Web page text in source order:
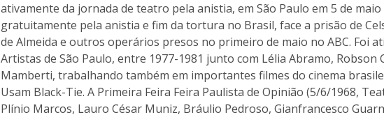
ativamente da jornada de teatro pela anistia, em São Paulo em 5 de
gratuitamente pela anistia e fim da tortura no Brasil, face a prisão de
de Almeida e outros operários presos no primeiro de maio no ABC. Foi
Artistas de São Paulo, entre 1977-1981 junto com Lélia Abramo, Robson
Mamberti, trabalhando também em importantes filmes do cinema
Usam Black-Tie. A Primeira Feira Feira Paulista de Opinião (5/6/1968,
Plínio Marcos, Lauro César Muniz, Bráulio Pedroso, Gianfrancesco